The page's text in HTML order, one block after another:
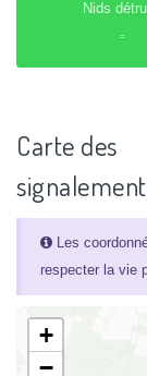
Nids
=
Carte des
Les
respecter la vie
+
−